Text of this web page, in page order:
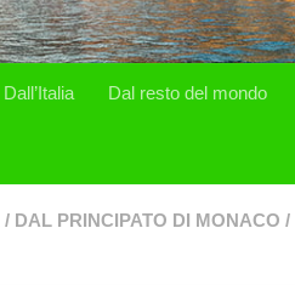
Dall’Italia Dal resto del mondo
/ DAL PRINCIPATO DI MONACO /